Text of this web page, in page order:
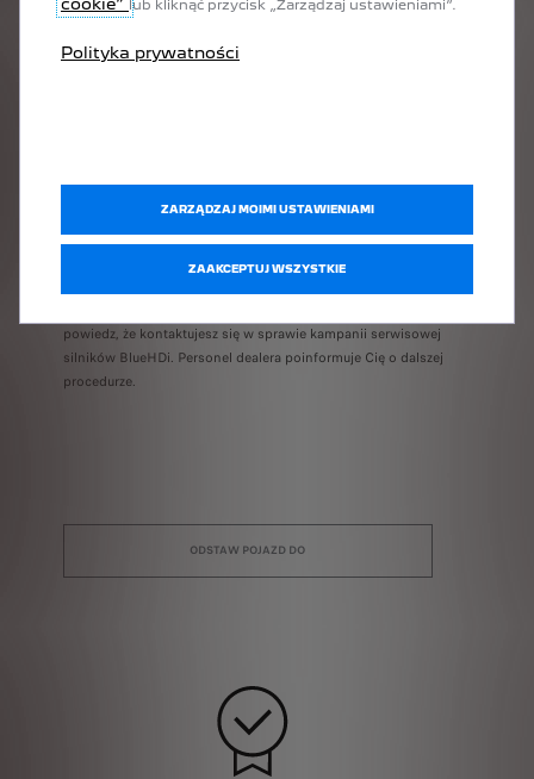
Chcę umówić wizytę.
powiedz, że kontaktujesz się w sprawie kampanii serwisowej
silników BlueHDi. Personel dealera poinformuje Cię o dalszej
procedurze.
ODSTAW POJAZD DO
lub kliknąć przycisk „Zarządzaj ustawieniami”.
Polityka prywatności
ZARZĄDZAJ MOIMI USTAWIENIAMI
ZAAKCEPTUJ WSZYSTKIE